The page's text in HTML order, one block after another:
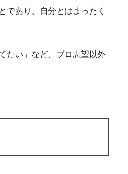
であり、自分とはまったく
たい」など、プロ志望以外